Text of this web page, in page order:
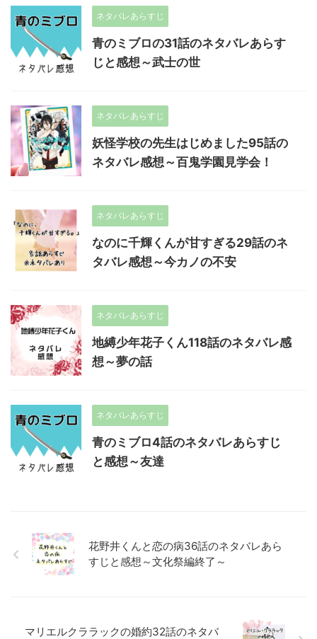
ネタバレあらすじ
青のミブロの31話のネタバレあらす
じと感想～武士の世
ネタバレあらすじ
妖怪学校の先生はじめました95話の
ネタバレ感想～百鬼学園見学会！
ネタバレあらすじ
なのに千輝くんが甘すぎる29話のネ
タバレ感想～今カノの不安
ネタバレあらすじ
地縛少年花子くん118話のネタバレ感
想～夢の話
ネタバレあらすじ
青のミブロ4話のネタバレあらすじ
と感想～友達
花野井くんと恋の病36話のネタバレあら
すじと感想～文化祭編終了～
マリエルクララックの婚約32話のネタバ